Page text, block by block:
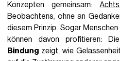
Konzepten gemeinsam:
Beobachtens, ohne an
diesem Prinzip. Sogar Menschen
können davon profitieren:
Bindung zeigt, wie